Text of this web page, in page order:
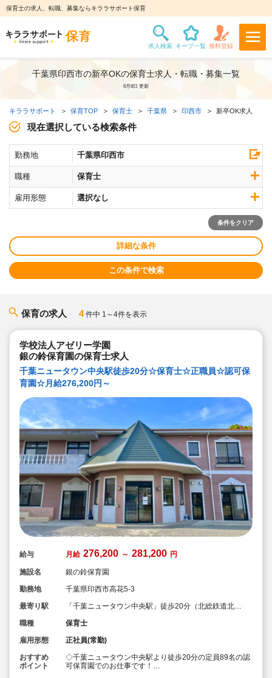
保育士の求人、転職、募集ならキララサポート保育
千葉県印西市の新卒OKの保育士求人・転職・募集一覧
8月8日 更新
キララサポート 保育TOP 保育士 千葉県 印西市 新卒OK求人
現在選択している検索条件
勤務地 千葉県印西市
職種 保育士
雇用形態 選択なし
条件をクリア
詳細な条件
この条件で検索
保育の求人 4件中 1～4件を表示
学校法人アゼリー学園
銀の鈴保育園の保育士求人
千葉ニュータウン中央駅徒歩20分☆保育士☆正職員☆認可保
育園☆月給276,200円～
給与 月給 276,200 ～ 281,200 円
施設名
銀の鈴保育園
勤務地
千葉県印西市高花5-3
最寄り駅
「千葉ニュータウン中央駅」徒歩20分（北総鉄道北総
職種
保育士
雇用形態
正社員(常勤)
おすすめ
ポイント
◇千葉ニュータウン中央駅より徒歩20分の定員89名の認
可保育園でのお仕事です！